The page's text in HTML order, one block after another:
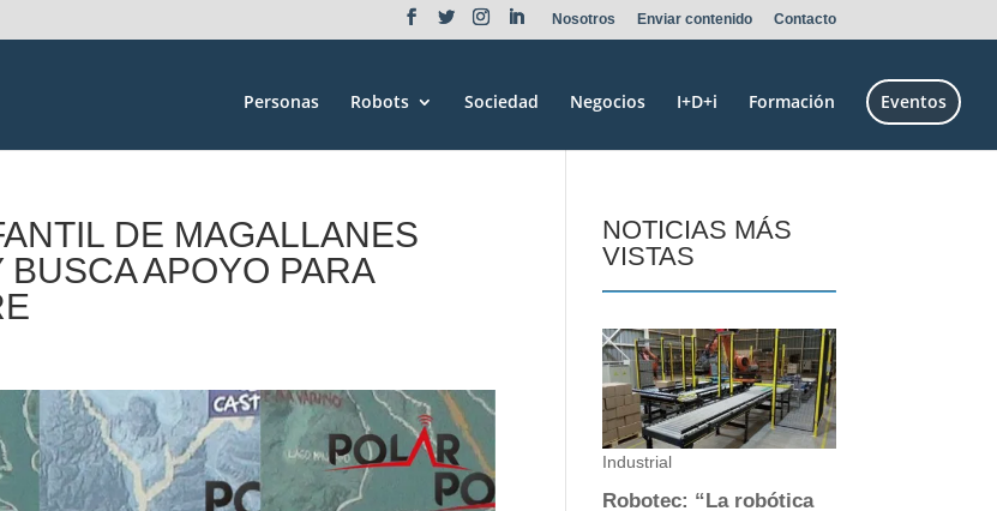
Nosotros Enviar contenido Contacto
Personas Robots Sociedad Negocios I+D+i Formación Eventos
DE MAGALLANES
APOYO PARA
NOTICIAS MÁS
VISTAS